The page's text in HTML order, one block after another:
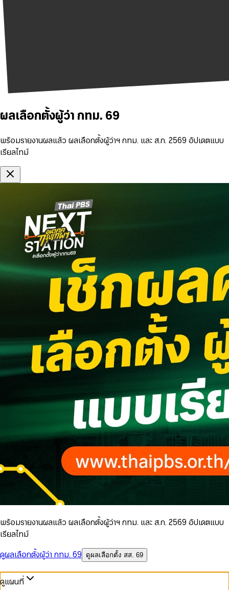
ผลเลือกตั้งผู้ว่า กทม. 69
พร้อมรายงานผลแล้ว ผลเลือกตั้งผู้ว่าฯ กทม. และ ส.ก. 2569 อัปเดตแบบ
เรียลไทม์
พร้อมรายงานผลแล้ว ผลเลือกตั้งผู้ว่าฯ กทม. และ ส.ก. 2569 อัปเดตแบบ
เรียลไทม์
ดูผลเลือกตั้งผู้ว่า กทม. 69
ดูผลเลือกตั้ง สส. 69
ดูแผนที่